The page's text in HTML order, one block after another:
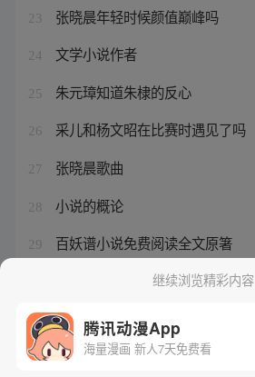
23 张晓晨年轻时候颜值巅峰吗
24 文学小说作者
25 朱元璋知道朱棣的反心
26 采儿和杨文昭在比赛时遇见了吗
27 张晓晨歌曲
28 小说的概论
29 百妖谱小说免费阅读全文原箸
大宅门李香秀真正的结局继续浏览精彩内容
腾讯动漫App
海量漫画 新人7天免费看